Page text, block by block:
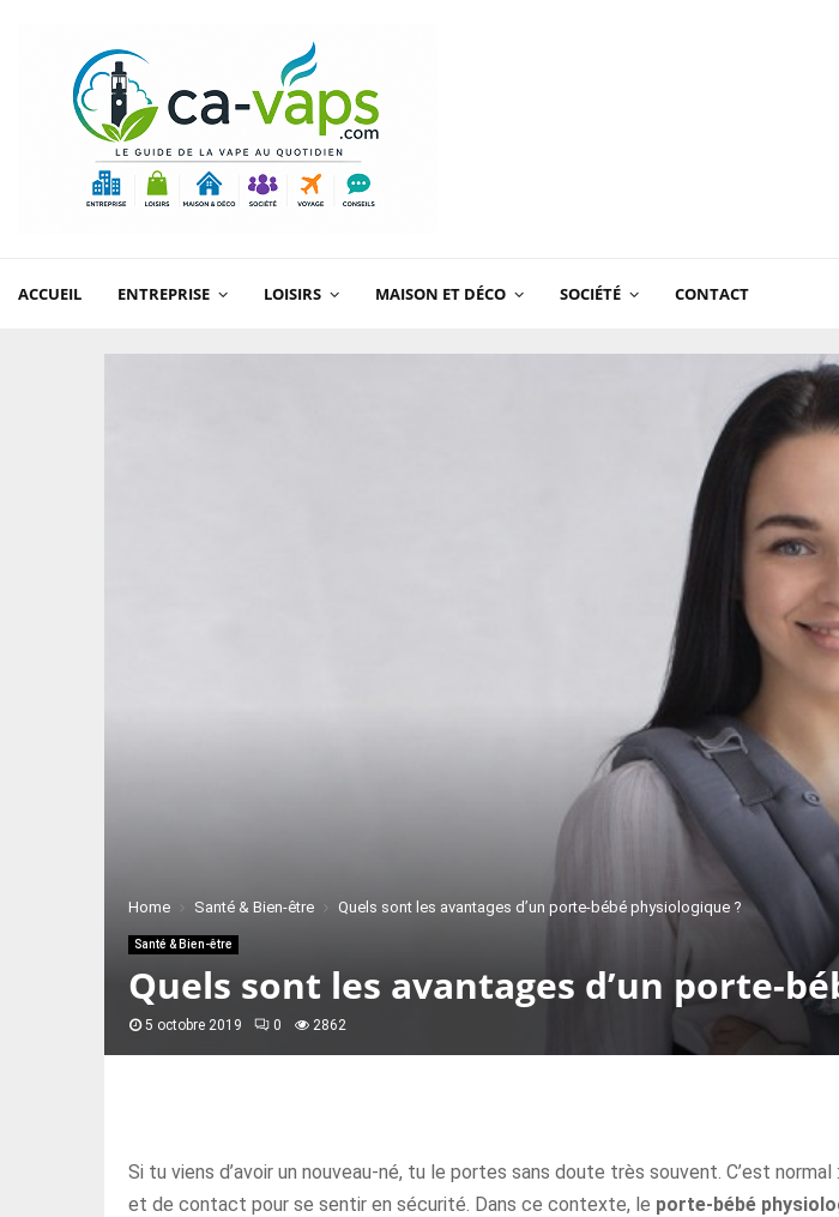
ACCUEIL ENTREPRISE LOISIRS MAISON ET DÉCO SOCIÉTÉ CONTACT
Home Santé & Bien-être Quels sont les avantages d’un porte-bébé physiologique ?
Santé & Bien-être
Quels sont les avantages d’un porte-
5 octobre 2019 0 2862
Si tu viens d’avoir un nouveau-né, tu le portes sans doute très souvent. C’est
et de contact pour se sentir en sécurité. Dans ce contexte, le porte-bébé